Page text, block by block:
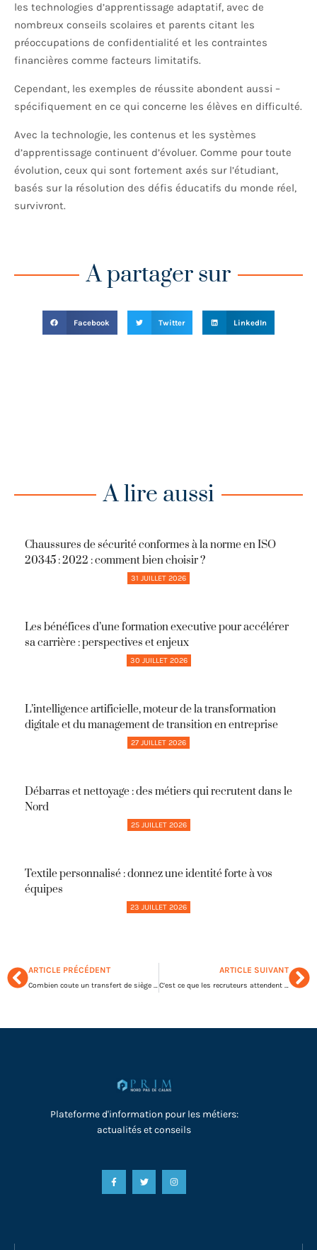
les technologies d’apprentissage adaptatif, avec de
nombreux conseils scolaires et parents citant les
préoccupations de confidentialité et les contraintes
financières comme facteurs limitatifs.
Cependant, les exemples de réussite abondent aussi –
spécifiquement en ce qui concerne les élèves en difficulté.
Avec la technologie, les contenus et les systèmes
d’apprentissage continuent d’évoluer. Comme pour toute
évolution, ceux qui sont fortement axés sur l’étudiant,
basés sur la résolution des défis éducatifs du monde réel,
survivront.
A partager sur
Facebook Twitter LinkedIn
A lire aussi
Chaussures de sécurité conformes à la norme en ISO
20345 : 2022 : comment bien choisir ?
31 JUILLET 2026
Les bénéfices d’une formation executive pour accélérer
sa carrière : perspectives et enjeux
30 JUILLET 2026
L’intelligence artificielle, moteur de la transformation
digitale et du management de transition en entreprise
27 JUILLET 2026
Débarras et nettoyage : des métiers qui recrutent dans le
Nord
25 JUILLET 2026
Textile personnalisé : donnez une identité forte à vos
équipes
23 JUILLET 2026
ARTICLE PRÉCÉDENT
Combien coute un transfert de siège social ?
ARTICLE SUIVANT
C’est ce que les recruteurs attendent vraiment des candidats
Plateforme d'information pour les métiers:
actualités et conseils